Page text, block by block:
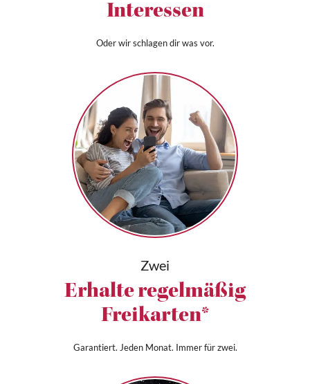
Interessen
Oder wir schlagen dir was vor.
Zwei
Erhalte regelmäßig
Freikarten*
Garantiert. Jeden Monat. Immer für zwei.